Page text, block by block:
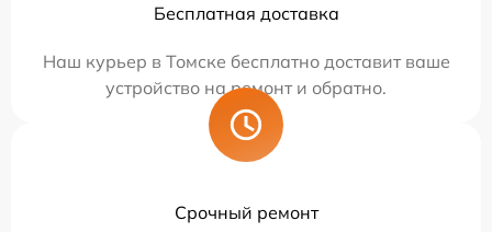
Бесплатная доставка
Наш курьер в Томске бесплатно доставит ваше
устройство на ремонт и обратно.
Срочный ремонт